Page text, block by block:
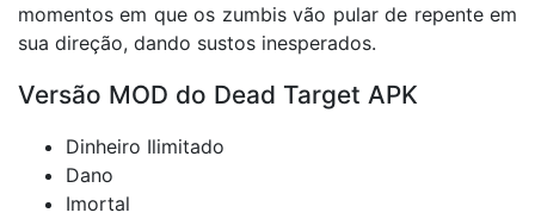
momentos em que os zumbis vão pular de repente em
sua direção, dando sustos inesperados.
Versão MOD do Dead Target APK
Dinheiro Ilimitado
Dano
Imortal